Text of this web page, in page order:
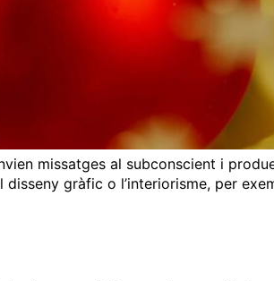
missatges al subconscient i
gràfic o l’interiorisme, per